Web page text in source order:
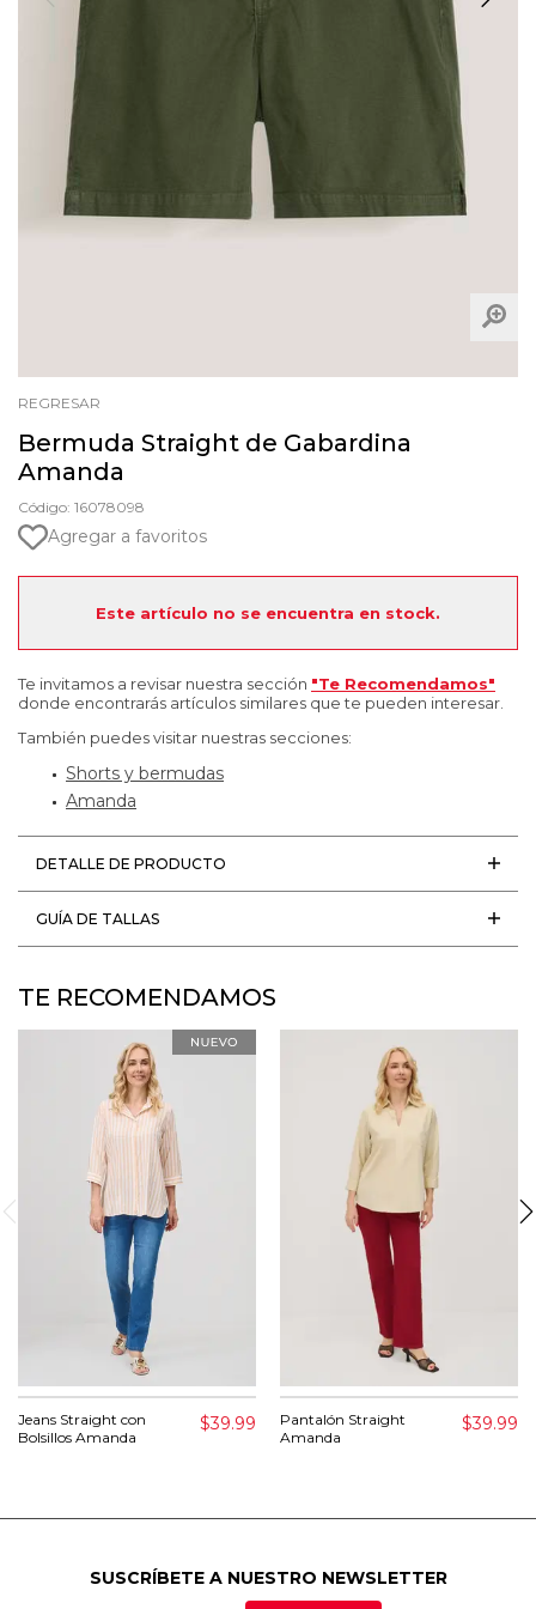
REGRESAR
Bermuda Straight de Gabardina
Amanda
Código: 16078098
Agregar a favoritos
Este artículo no se encuentra en stock.
Te invitamos a revisar nuestra sección "Te Recomendamos"
donde encontrarás artículos similares que te pueden interesar.
También puedes visitar nuestras secciones:
Shorts y bermudas
Amanda
DETALLE DE PRODUCTO
GUÍA DE TALLAS
TE RECOMENDAMOS
Jeans Straight con
Bolsillos Amanda
$39.99
Pantalón Straight
Amanda
$39.99
SUSCRÍBETE A NUESTRO NEWSLETTER